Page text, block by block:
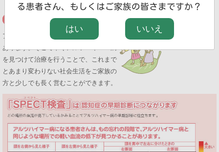
アルツハイマー病の進行を遅らせる薬は
あります。そこで早くアルツハイマー病
を見つけて治療を行うことで、これまで
とあまり変わりない社会生活をご家族の
方と少しでも長く営むことができます。
る患者さん、もしくはご家族の皆さまですか？
はい いいえ